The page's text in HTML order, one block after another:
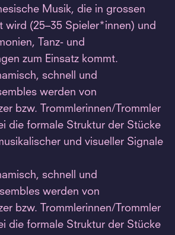
Musik, die in grossen
wird (25–35 Spieler*innen) und
Tanz- und
zum Einsatz kommt.
schnell und
werden von
bzw. Trommlerinnen/Trommler
die formale Struktur der Stücke
und visueller Signale
schnell und
werden von
bzw. Trommlerinnen/Trommler
die formale Struktur der Stücke